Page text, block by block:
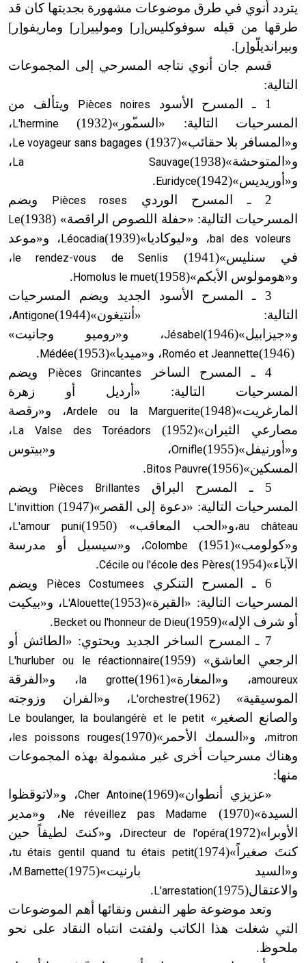
يتردد أنوي في طرق موضوعات مشهورة بجديتها كان قد
طرقها من قبله سوفوكليس[ر] وموليير[ر] وماريفو[ر]
وبيرانديلّو[ر].
قسم جان أنوي نتاجه المسرحي إلى المجموعات
التالية:
1 ـ المسرح الأسود
Pièces noires
ويتألف من
المسرحيات التالية: «السمور»(1932)
L'hermine ،
و« المسافر بلا حقائب»(1937)
Le voyageur sans bagages ،
و« المتوحشة»(1938)
La Sauvage ،
و« أوريديس»(1942)
Euridyce
.
2 ـ المسرح الوردي
Pièces roses
ويضم
المسرحيات التالية: «حفلة اللصوص الراقصة» (1938)
Le
bal des voleurs، و«ليوكاديا»(1939)
Léocadia ، و«موعد
في سنليس»(1941)
le rendez-vous de Senlis ،
و«هومولوس الأبكم»(1958)
Homolus le muet
.
3 ـ المسرح الأسود الجديد ويضم المسرحيات
التالية: «أنتيغون»(1944)
Antigone،
و«جيزابيل»(1946)
Jésabel، و«روميو وجانيت»
(1946)
Roméo et Jeannette ، و«ميديا»(1953)
Médée
.
4 ـ المسرح الساخر
Pièces Grincantes
ويضم
المسرحيات التالية: «أرديل أو زهرة
المارغريت»(1948)
Ardele ou la Marguerite، و«رقصة
مصارعي الثيران»(1952)
La Valse des Toréadors ،
و« أورنيفل»(1955)
Ornifle، و«بيتوس
المسكين»(1956)
Bitos Pauvre
.
5 ـ المسرح البراق
Pièces Brillantes
ويضم
المسرحيات التالية: «دعوة إلى القصر»(1947)
L'invittion
au château،و« الحب المعاقب» (1950)
L'amour puni ،
و«كولومب»(1951)
Colombe، و«سيسيل أو مدرسة
الآباء»(1954)
Cécile ou l'école des Pères
.
6 ـ المسرح التنكري
Pièces Costumees
ويضم
المسرحيات التالية: « القبرة»(1953)
L'Alouette ، و«بيكيت
أو شرف الإله»(1959)
Becket ou l'honneur de Dieu
.
7 ـ المسرح الساخر الجديد ويحتوي: «الطائش أو
الرجعي العاشق»
(1959)
L'hurluber ou le réactionnaire
amoureux، و« المغارة»(1961)
la grotte ، و« الفرقة
الموسيقية»
(1962)
L'orchestre ، و« الفران وزوجته
والصانع الصغير»Le boulanger, la boulangérè et le petit
mitron، و« السمك الأحمر»(1970)
les poissons rouges ،
وهناك مسرحيات أخرى غير مشمولة بهذه المجموعات
منها:
«عزيزي أنطوان»(1969)
Cher Antoine، و«لاتوقظوا
السيدة»(1970)
Ne réveillez pas Madame ، و«مدير
الأوبرا»(1972)
Directeur de l'opéra ، و«كنتَ لطيفاً حين
كنتَ صغيراً»(1974)
tu étais gentil quand tu étais petit،
و« السيد بارنيت»(1975)
M.Barnette ،
والاعتقال(1975)
L'arrestation
.
وتعد موضوعة طهر النفس ونقائها أهم الموضوعات
التي شغلت هذا الكاتب ولفتت انتباه النقاد على نحو
ملحوظ.